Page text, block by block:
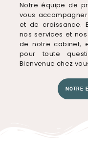
Notre équipe de
vous
et de croissance.
nos services et
de notre cabinet,
pour toute
Bienvenue chez
NOTRE